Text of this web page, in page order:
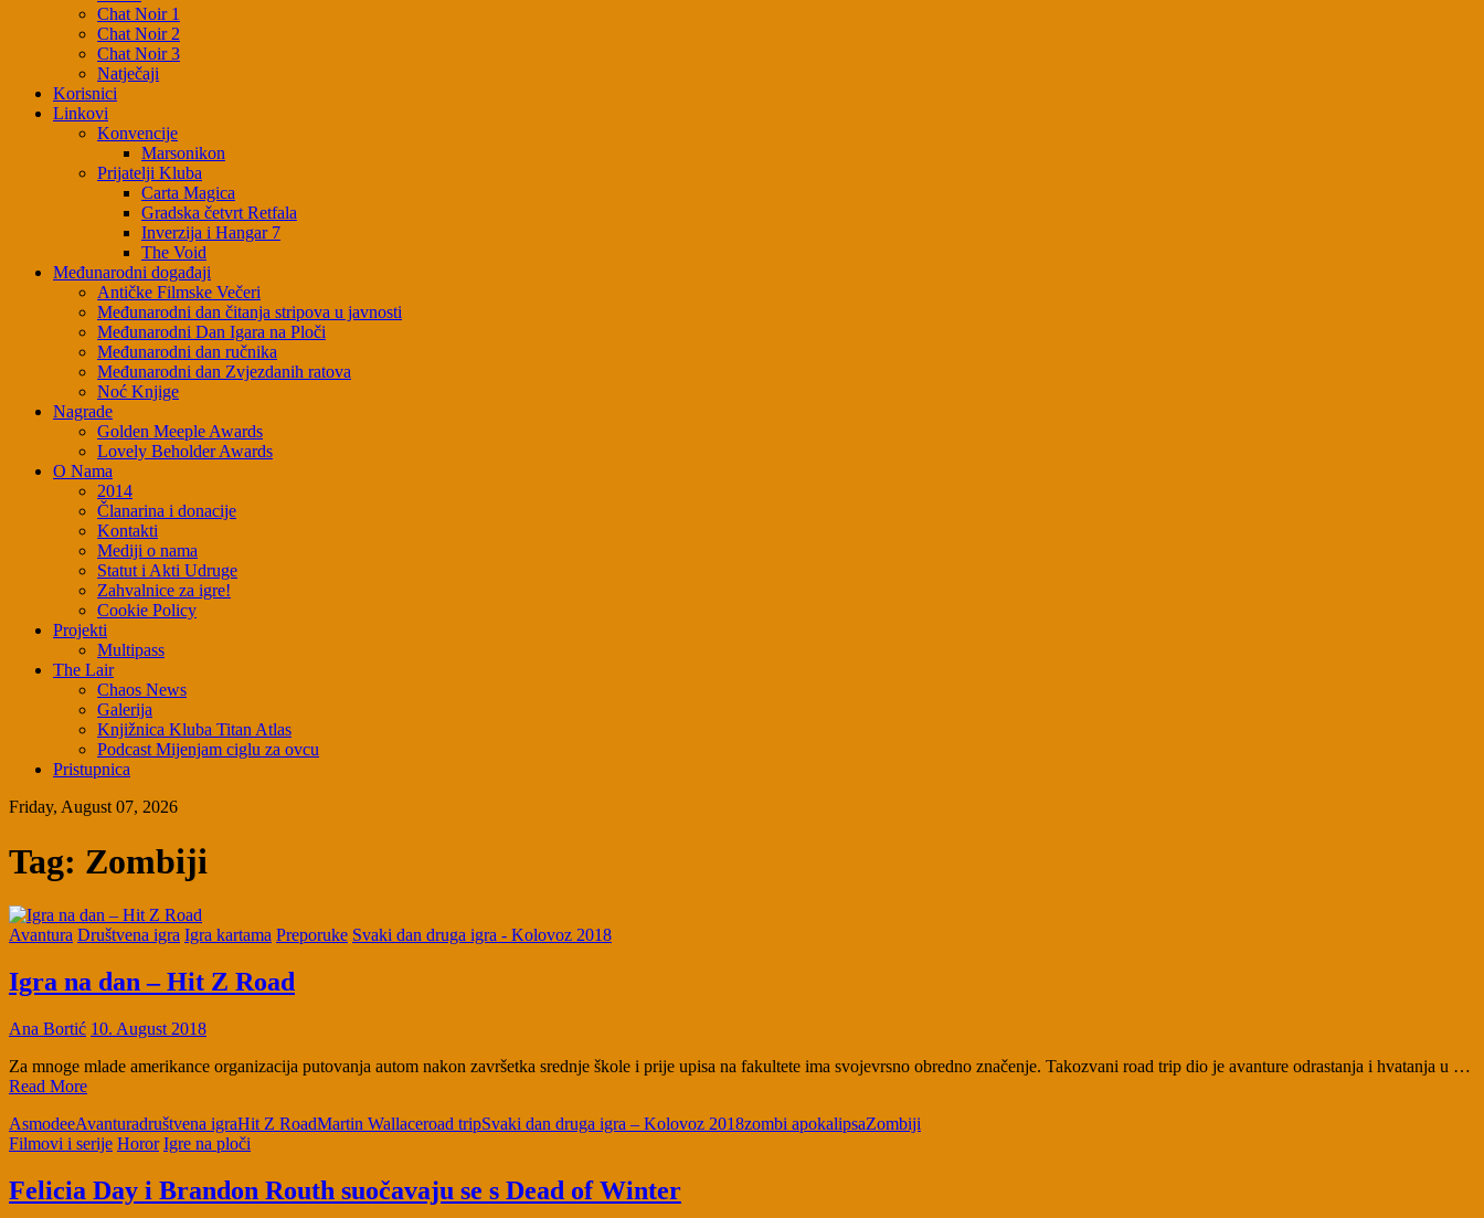
Chat Noir 1
Chat Noir 2
Chat Noir 3
Natječaji
Korisnici
Linkovi
Konvencije
Marsonikon
Prijatelji Kluba
Carta Magica
Gradska četvrt Retfala
Inverzija i Hangar 7
The Void
Međunarodni događaji
Antičke Filmske Večeri
Međunarodni dan čitanja stripova u javnosti
Međunarodni Dan Igara na Ploči
Međunarodni dan ručnika
Međunarodni dan Zvjezdanih ratova
Noć Knjige
Nagrade
Golden Meeple Awards
Lovely Beholder Awards
O Nama
2014
Članarina i donacije
Kontakti
Mediji o nama
Statut i Akti Udruge
Zahvalnice za igre!
Cookie Policy
Projekti
Multipass
The Lair
Chaos News
Galerija
Knjižnica Kluba Titan Atlas
Podcast Mijenjam ciglu za ovcu
Pristupnica
Friday, August 07, 2026
Tag: Zombiji
Avantura Društvena igra Igra kartama Preporuke Svaki dan druga igra - Kolovoz 2018
Igra na dan – Hit Z Road
Ana Bortić 10. August 2018
Za mnoge mlade amerikance organizacija putovanja autom nakon završetka srednje škole i prije upisa na fakultete ima svojevrsno obredno značenje. Takozvani road trip dio je avanture odrastanja i hvatanja u …
Read More
AsmodeeAvanturadruštvena igraHit Z RoadMartin Wallaceroad tripSvaki dan druga igra – Kolovoz 2018zombi apokalipsaZombiji
Filmovi i serije Horor Igre na ploči
Felicia Day i Brandon Routh suočavaju se s Dead of Winter